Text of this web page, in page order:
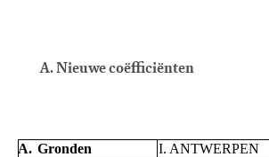
A. Nieuwe coëfficiënten
A. Gronden
I. ANTWERPEN